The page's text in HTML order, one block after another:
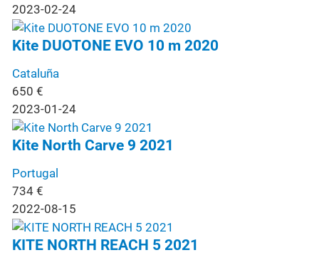
2023-02-24
Kite DUOTONE EVO 10 m 2020
Cataluña
650 €
2023-01-24
Kite North Carve 9 2021
Portugal
734 €
2022-08-15
KITE NORTH REACH 5 2021